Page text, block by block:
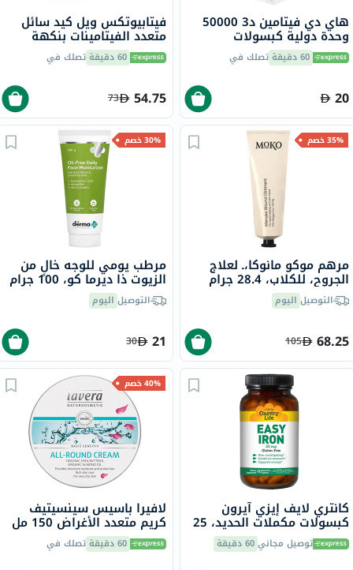
هاي دي فيتامين د3 50000
وحدة دولية كبسولات
جيلاتينية ناعمة 8 كبسولات
60 دقيقة تصلك في
20
فيتابيوتكس ويل كيد سائل
متعدد الفيتامينات بنكهة
البرتقال للأطفال 150 مل
60 دقيقة تصلك في
54.75
73
35% خصم
مرهم موكو مانوكا،ـ لعلاج
الجروح، للكلاب، 28.4 جرام
التوصيل اليوم
68.25
105
30% خصم
مرطب يومي للوجه خالٍ من
الزيوت ذا ديرما كو، 100 جرام
التوصيل اليوم
21
30
كانتري لايف إيزي آيرون
كبسولات مكملات الحديد، 25
ملجم، لعلاج نقص الحديد،
حزمة من 90توصيل مجاني60 دقيقة
40% خصم
لافيرا باسيس سينسيتيف
كريم متعدد الأغراض 150 مل
60 دقيقة تصلك في